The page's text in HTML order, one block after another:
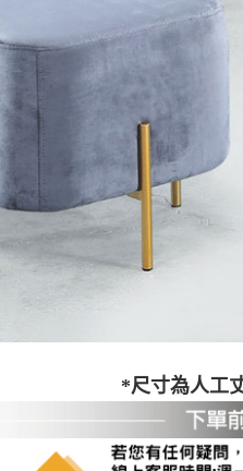
*尺寸為人工
、配送的問題，並非一般快
等貨，以免浪費你的寶貴時間。
府宣布之災害警報等不可抗
法配合開店前、閉店後時段
司相關運送 》
若需回收家俱可聯絡當地請
，若需回收家具可聯絡當地